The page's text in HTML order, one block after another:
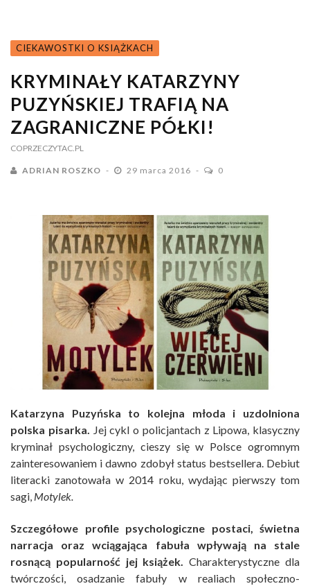
CIEKAWOSTKI O KSIĄŻKACH
KRYMINAŁY KATARZYNY
PUZYŃSKIEJ TRAFIĄ NA
ZAGRANICZNE PÓŁKI!
COPRZECZYTAC.PL
ADRIAN ROSZKO 29 marca 2016 0
Katarzyna Puzyńska to kolejna młoda i uzdolniona
polska pisarka. Jej cykl o policjantach z Lipowa, klasyczny
kryminał psychologiczny, cieszy się w Polsce ogromnym
zainteresowaniem i dawno zdobył status bestsellera. Debiut
literacki zanotowała w 2014 roku, wydając pierwszy tom
sagi, Motylek.
Szczegółowe profile psychologiczne postaci, świetna
narracja oraz wciągająca fabuła wpływają na stale
rosnącą popularność jej książek. Charakterystyczne dla
twórczości, osadzanie fabuły w realiach społeczno-